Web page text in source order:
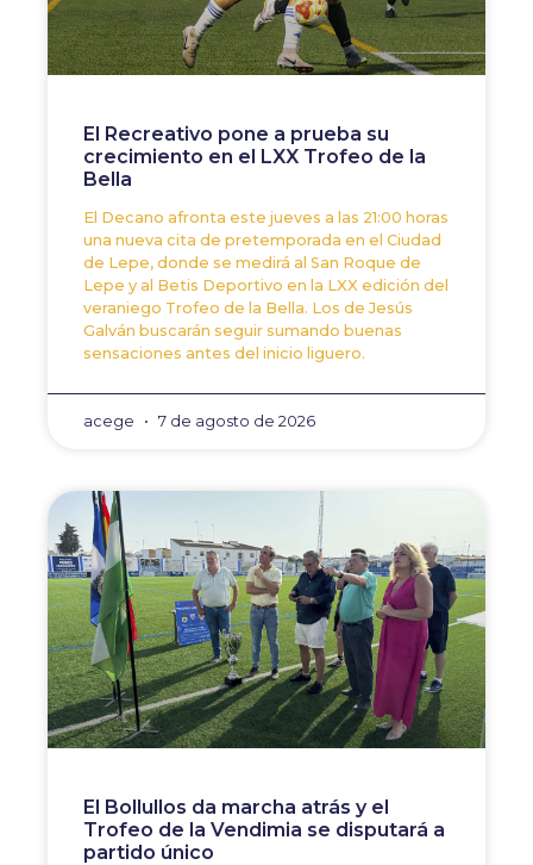
El Recreativo pone a prueba su
crecimiento en el LXX Trofeo de la
Bella
El Decano afronta este jueves a las 21:00 horas
una nueva cita de pretemporada en el Ciudad
de Lepe, donde se medirá al San Roque de
Lepe y al Betis Deportivo en la LXX edición del
veraniego Trofeo de la Bella. Los de Jesús
Galván buscarán seguir sumando buenas
sensaciones antes del inicio liguero.
acege 7 de agosto de 2026
El Bollullos da marcha atrás y el
Trofeo de la Vendimia se disputará a
partido único